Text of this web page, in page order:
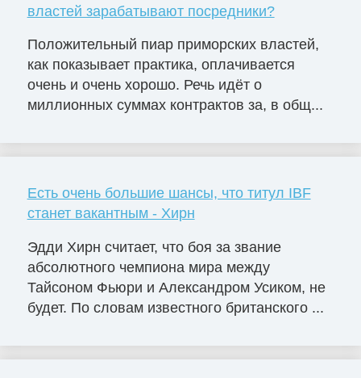
властей зарабатывают посредники?
Положительный пиар приморских властей,
как показывает практика, оплачивается
очень и очень хорошо. Речь идёт о
миллионных суммах контрактов за, в общ...
Есть очень большие шансы, что титул IBF
станет вакантным - Хирн
Эдди Хирн считает, что боя за звание
абсолютного чемпиона мира между
Тайсоном Фьюри и Александром Усиком, не
будет. По словам известного британского ...